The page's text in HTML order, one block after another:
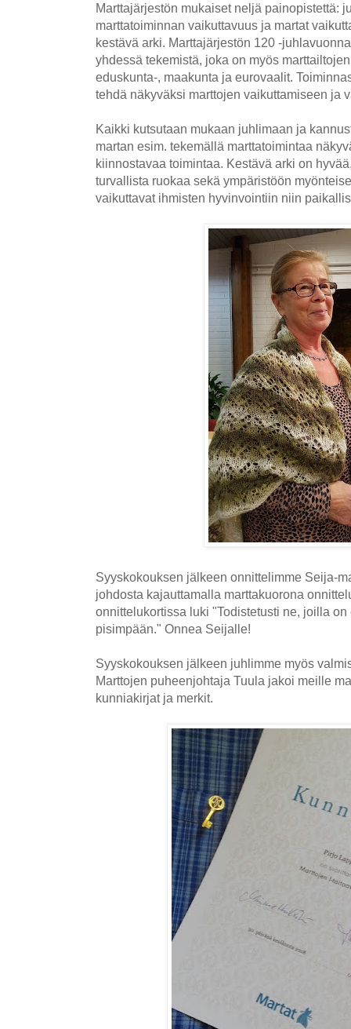
Marttajärjestön mukaiset neljä painopistettä:
marttatoiminnan vaikuttavuus ja martat
kestävä arki. Marttajärjestön 120 -
yhdessä tekemistä, joka on myös
eduskunta-, maakunta ja eurovaalit.
tehdä näkyväksi marttojen vaikuttamiseen ja
Kaikki kutsutaan mukaan juhlimaan ja
martan esim. tekemällä marttatoimintaa
kiinnostavaa toimintaa. Kestävä arki on
turvallista ruokaa sekä ympäristöön
vaikuttavat ihmisten hyvinvointiin niin
Syyskokouksen jälkeen onnittelimme Seija-
johdosta kajauttamalla marttakuorona
onnittelukortissa luki "Todistetusti ne, joilla
pisimpään." Onnea Seijalle!
Syyskokouksen jälkeen juhlimme myös
Marttojen puheenjohtaja Tuula jakoi meille
kunniakirjat ja merkit.